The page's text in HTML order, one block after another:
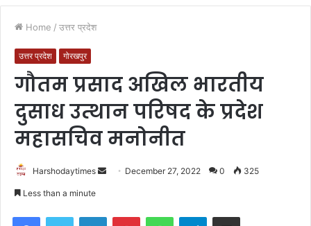
Home / उत्तर प्रदेश
उत्तर प्रदेश गोरखपुर
गौतम प्रसाद अखिल भारतीय
दुसाध उत्थान परिषद के प्रदेश
महासचिव मनोनीत
Harshodaytimes
Send December 27, 2022 0 325
Less than a minute
FacebookTwitter LinkedInPinterestWhatsAppTelegramShare via Email